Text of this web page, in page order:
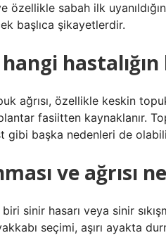
özellikle sabah ilk
başlıca şikayetlerdir.
hangi
ağrısı, özellikle keskin
fasiitten kaynaklanır.
gibi başka nedenleri de
ve ağrısı
sinir hasarı veya sinir
seçimi, aşırı ayakta